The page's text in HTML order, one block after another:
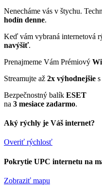
Nenecháme vás v štychu.
hodín denne.
Keď vám vybraná internetová
navýšiť.
Prenajmeme Vám Prémiový
Streamujte až 2x výhodnejšie
Bezpečnostný balík ESET
na 3 mesiace zadarmo.
Aký rýchly je Váš internet?
Overiť rýchlosť
Pokrytie UPC internetu na
Zobraziť mapu